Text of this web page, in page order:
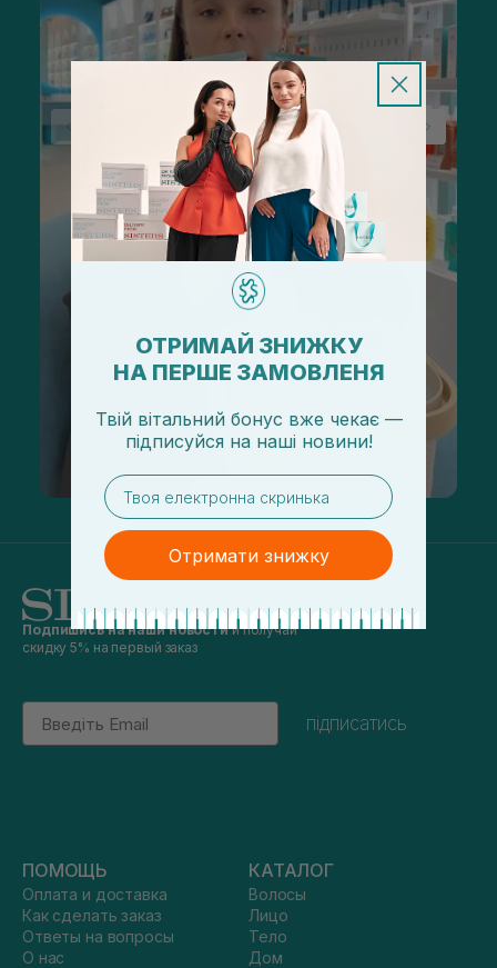
Подпишись на наши новостии получай
скидку 5% на первый заказ
Email
підписатись
ПОМОЩЬ
Оплата и доставка
Как сделать заказ
Ответы на вопросы
О нас
КАТАЛОГ
Волосы
Лицо
Тело
Дом
ОТРИМАЙ ЗНИЖКУ
НА ПЕРШЕ ЗАМОВЛЕНЯ
Твій вітальний бонус вже чекає —
підписуйся на наші новини!
email
Отримати знижку